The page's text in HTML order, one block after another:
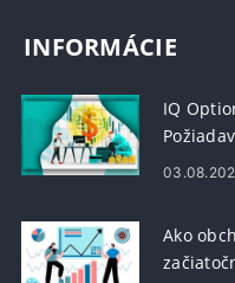
INFORMÁCIE
IQ
Ako